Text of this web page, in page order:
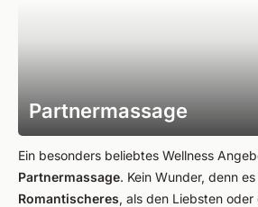
Partnermassage
Ein besonders beliebtes Wellness
Partnermassage. Kein Wunder, denn
Romantischeres, als den Liebsten